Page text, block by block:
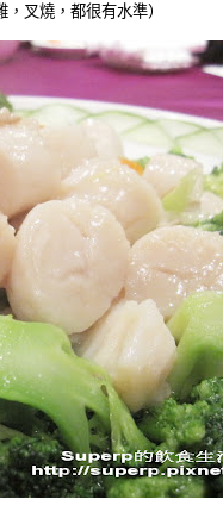
叉燒，都很有水準）